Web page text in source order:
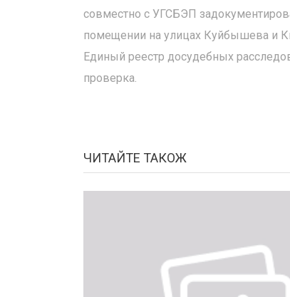
совместно с УГСБЭП
помещении на улицах Куйбышева и
Единый реестр досудебных
проверка.
ЧИТАЙТЕ ТАКОЖ